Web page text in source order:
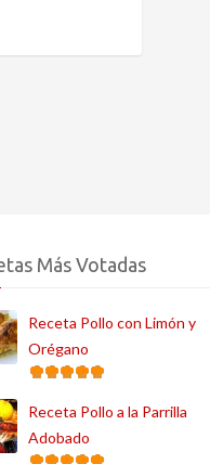
Más Votadas
Receta Pollo con Limón y
Orégano
Receta Pollo a la Parrilla
Adobado